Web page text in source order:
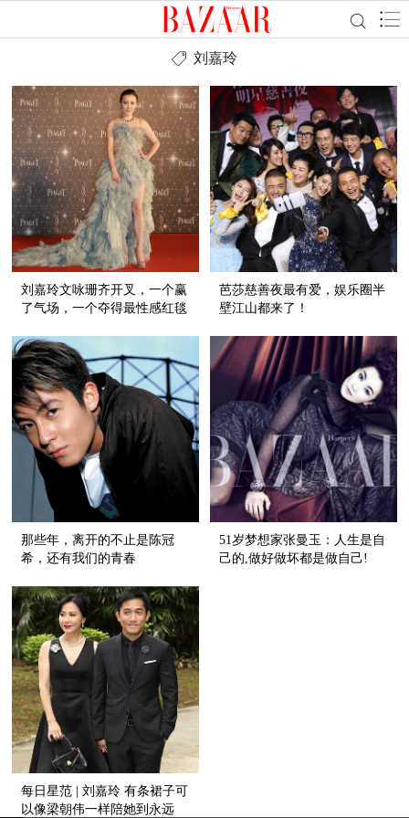
刘嘉玲
刘嘉玲文咏珊齐开叉，一个赢
了气场，一个夺得最性感红毯
芭莎慈善夜最有爱，娱乐圈半
壁江山都来了！
那些年，离开的不止是陈冠
希，还有我们的青春
51岁梦想家张曼玉：人生是自
己的,做好做坏都是做自己!
每日星范 | 刘嘉玲 有条裙子可
以像梁朝伟一样陪她到永远